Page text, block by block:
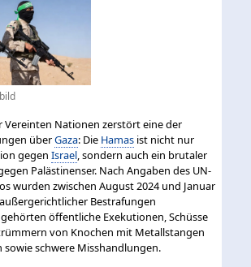
Vereinten Nationen zerstört eine der
überGaza: Die Hamas ist nicht nur
gegenIsrael, sondern auch ein brutaler
Palästinenser. Nach Angaben des UN-
wurden zwischen August 2024 und Januar
Bestrafungen
öffentliche Exekutionen, Schüsse
von Knochen mit Metallstangen
schwere Misshandlungen.